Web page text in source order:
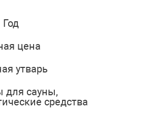
цена
утварь
для сауны,
средства